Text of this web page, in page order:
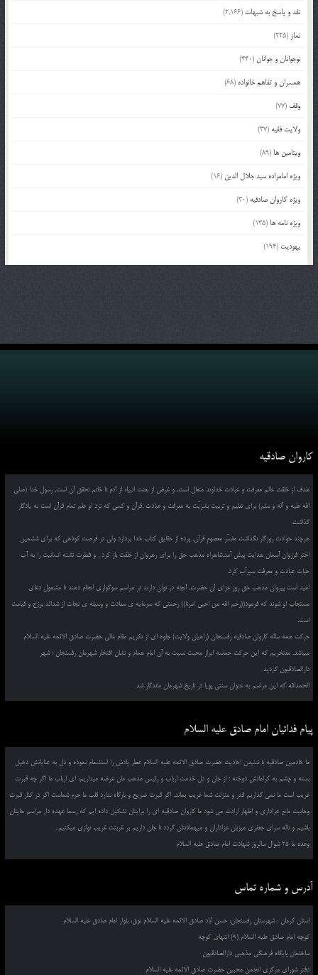
نقد و پاسخ به شبهات (2,166)
نماز (225)
نوجوانان و جوانان(440)
همسران و تفاهم خانواده (68)
وقف (77)
ولایت فقیه (37)
ویتامین ها (89)
ویژه امامزاده سید جلال الدین (16)
ویژه کاروان صادقیه (30)
ویژه نامه ها (135)
یهودیت (194)
کاروان صادقیه
هدف از خلقت عالم معرفت و عبادت خداوند متعال است, و غرض از بعثت انبیاء از آدم تا خاتم تحقق آن است, رسول خدا (صلی
الله علیه و آله و سلم) برای تعلیم و تربیت بشریّت به معرفت و عبادت ,قرآن و کسی که نزد او علم تمام قرآن است به یادگار
گذاشت.
هرچند حوادث روزگار نگذاشت مفسّر معصومِ قرآن, پرده از حقایق کتاب خدا بردارد ولی در فرصت کوتاهی که برای ششمین
اختر فرزوان آسمان هدایت پیش آمد,شاهراه مذهب حق را برای رهروانِ از خلقت باز کرد , و فطرت تشنه انسانیت را به آب
حیات عبادت و معرفت سیرآب کرد.
امید است پیروان مذهب حق روز عزای آن حضرت, آنچه در توان دارند در مراسم سوگواری انجام دهند تا مشمول دعای
مستجاب او شوند که فرمود((رحم الله من احیی امرنا)) رحمتی که سرمایه ی سعادت و وسیله ی نجات از شدائد برزخ و قیامت
است.
حرکت همه ساله کاروان صادقیه رفسنجان (راهیان ولایت) جلوه ای از تکریم مقام عالی حضرت صادق الائمه علیه السلام
میباشد. مفتخریم که این حرکت حماسه ابراز محبت نسبت به آن امام همام و نشان افتخار شهرمان رفسنجان ؛ شهر
دارالصادقیون گردید.
الحمدالله که این مراسم به عنوان سنتی پویا در تاریخ شهرمان ماندگار شد.
پیام فدائیان امام صادق علیه السلام
ما خادمین صادقیه با شنیدن احادیث حضرت صادق الائمه علیه السلام عطر یادش را استشمام نموده و دل به عنایاتش دخیل
بسته و چشم به کراماتش دوخته ؛ از جان و دل خدمت ارباب و رئیس مذهب مان عرضه میداریم، ای ارباب ما اگر چه قبرت
غریب است ما نمی گذاریم قدر و منزلت شما غریب بماند. اگر قبرت ضریح و بارگاه ندارد قلب ما حرم شماست اگر در کنار قبرت
وهابیت مانع عزاداری و اظهار ارادت می شود ما کاروان صادقیه ای را برایتان تشکیل داده ایم که رسما عهده دار مراسم هایتان
باشیم و ناله سرای جعفری میزبان عزاداران و میهمانانتان گردد تا جان داریم بر غربتت غریب نوازی میکنیم...
وعده ما 25 شوال سالروز شهادت امام صادق علیه السلام
آدرس و شماره تماس
استان کرمان ، شهرستان رفسنجان، حسن آباد صادق الائمه علیه السلام نوق، بلوار امام صادق علیه السلام
کوچه امام صادق علیه السلام (9) انتهای کوچه
ساختمان پایگاه فرهنگی مذهبی دارالصادقیون
دفتر شورای مرکزی انجمن محبین حضرت صادق الائمه علیه السلام